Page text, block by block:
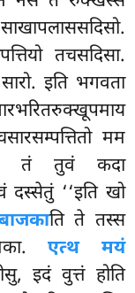
तचसदिसा.
इति भगवता
मम
तं तुवं कदा
दस्सेतुं ‘‘इति खो
ति ते तस्स
एत्थ मयं
इदं वुत्तं होति